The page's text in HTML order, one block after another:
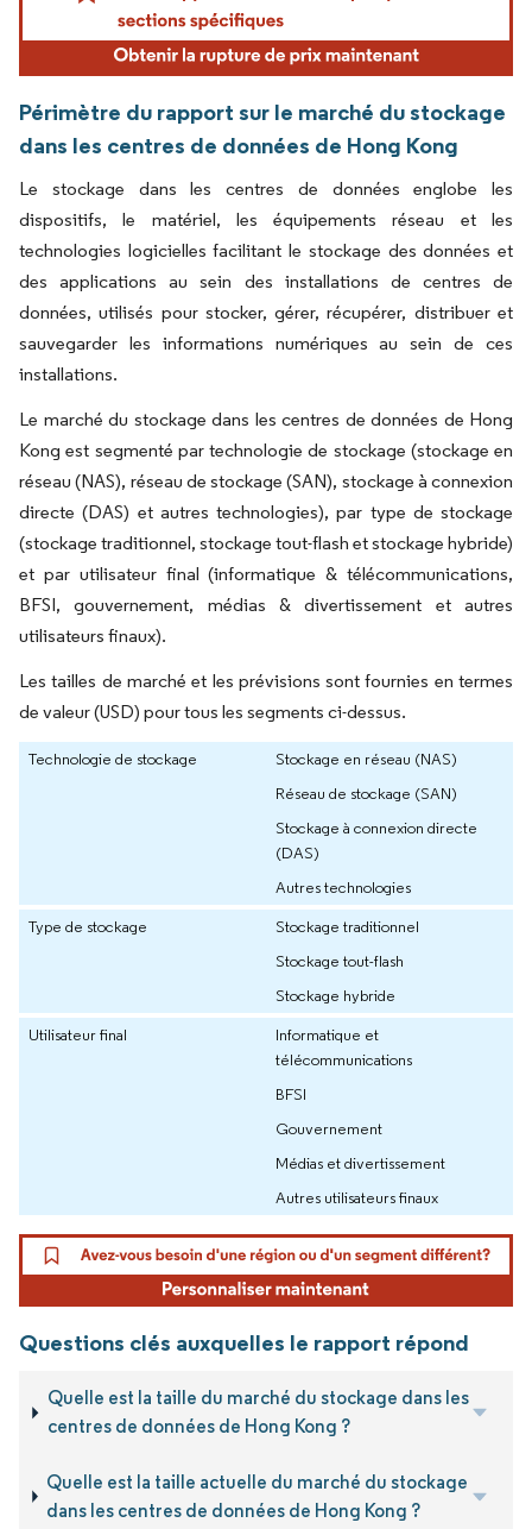
Périmètre du rapport sur le marché du stockage
dans les centres de données de Hong Kong
Le stockage dans les centres de données englobe les
dispositifs, le matériel, les équipements réseau et les
technologies logicielles facilitant le stockage des données et
des applications au sein des installations de centres de
données, utilisés pour stocker, gérer, récupérer, distribuer et
sauvegarder les informations numériques au sein de ces
installations.
Le marché du stockage dans les centres de données de Hong
Kong est segmenté par technologie de stockage (stockage en
réseau (NAS), réseau de stockage (SAN), stockage à connexion
directe (DAS) et autres technologies), par type de stockage
(stockage traditionnel, stockage tout-flash et stockage hybride)
et par utilisateur final (informatique & télécommunications,
BFSI, gouvernement, médias & divertissement et autres
utilisateurs finaux).
Les tailles de marché et les prévisions sont fournies en termes
de valeur (USD) pour tous les segments ci-dessus.
Technologie de stockage
Stockage en réseau (NAS)
Réseau de stockage (SAN)
Stockage à connexion directe
(DAS)
Autres technologies
Type de stockage
Stockage traditionnel
Stockage tout-flash
Stockage hybride
Utilisateur final
Informatique et
télécommunications
BFSI
Gouvernement
Médias et divertissement
Autres utilisateurs finaux
Questions clés auxquelles le rapport répond
Quelle est la taille du marché du stockage dans les
centres de données de Hong Kong ?
Quelle est la taille actuelle du marché du stockage
dans les centres de données de Hong Kong ?